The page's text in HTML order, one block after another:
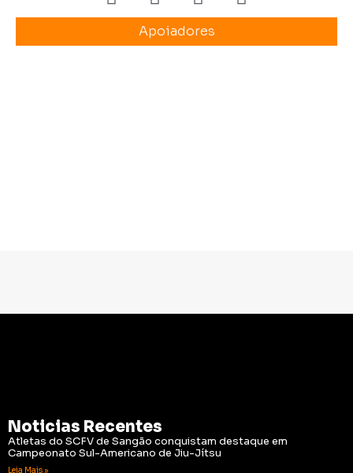
Apoiadores
Noticias Recentes
Atletas do SCFV de Sangão conquistam destaque em
Campeonato Sul-Americano de Jiu-Jítsu
Leia Mais »